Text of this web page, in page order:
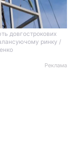
довгострокових
ринку /
Реклама